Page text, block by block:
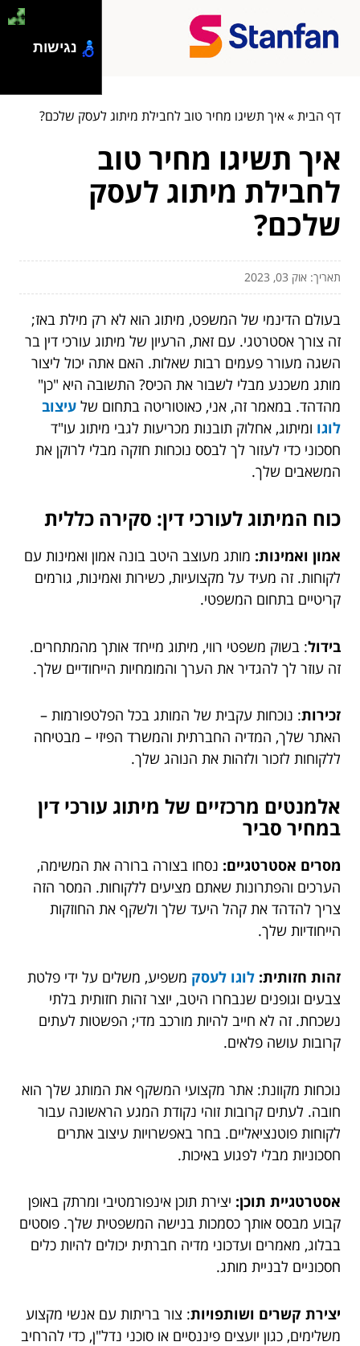
דף הבית»איך תשיגו מחיר טוב לחבילת מיתוג לעסק שלכם?
איך תשיגו מחיר טוב
לחבילת מיתוג לעסק
שלכם?
תאריך: אוק 03, 2023
בעולם הדינמי של המשפט, מיתוג הוא לא רק מילת באז;
זה צורך אסטרטגי. עם זאת, הרעיון של מיתוג עורכי דין בר
השגה מעורר פעמים רבות שאלות. האם אתה יכול ליצור
מותג משכנע מבלי לשבור את הכיס? התשובה היא "כן"
מהדהד. במאמר זה, אני, כאוטוריטה בתחום של עיצוב
לוגו ומיתוג, אחלוק תובנות מכריעות לגבי מיתוג עו"ד
חסכוני כדי לעזור לך לבסס נוכחות חזקה מבלי לרוקן את
המשאבים שלך.
כוח המיתוג לעורכי דין: סקירה כללית
אמון ואמינות: מותג מעוצב היטב בונה אמון ואמינות עם
לקוחות. זה מעיד על מקצועיות, כשירות ואמינות, גורמים
קריטיים בתחום המשפטי.
בידול: בשוק משפטי רווי, מיתוג מייחד אותך מהמתחרים.
זה עוזר לך להגדיר את הערך והמומחיות הייחודיים שלך.
זכירות: נוכחות עקבית של המותג בכל הפלטפורמות –
האתר שלך, המדיה החברתית והמשרד הפיזי – מבטיחה
ללקוחות לזכור ולזהות את הנוהג שלך.
אלמנטים מרכזיים של מיתוג עורכי דין
במחיר סביר
מסרים אסטרטגיים: נסחו בצורה ברורה את המשימה,
הערכים והפתרונות שאתם מציעים ללקוחות. המסר הזה
צריך להדהד את קהל היעד שלך ולשקף את החוזקות
הייחודיות שלך.
זהות חזותית: לוגו לעסק משפיע, משלים על ידי פלטת
צבעים וגופנים שנבחרו היטב, יוצר זהות חזותית בלתי
נשכחת. זה לא חייב להיות מורכב מדי; הפשטות לעתים
קרובות עושה פלאים.
נוכחות מקוונת: אתר מקצועי המשקף את המותג שלך הוא
חובה. לעתים קרובות זוהי נקודת המגע הראשונה עבור
לקוחות פוטנציאליים. בחר באפשרויות עיצוב אתרים
חסכוניות מבלי לפגוע באיכות.
אסטרטגיית תוכן: יצירת תוכן אינפורמטיבי ומרתק באופן
קבוע מבסס אותך כסמכות בנישה המשפטית שלך. פוסטים
בבלוג, מאמרים ועדכוני מדיה חברתית יכולים להיות כלים
חסכוניים לבניית מותג.
יצירת קשרים ושותפויות: צור בריתות עם אנשי מקצוע
משלימים, כגון יועצים פיננסיים או סוכני נדל"ן, כדי להרחיב
נגישות